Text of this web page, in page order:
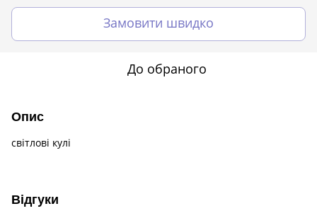
Замовити швидко
До обраного
Опис
світлові кулі
Відгуки